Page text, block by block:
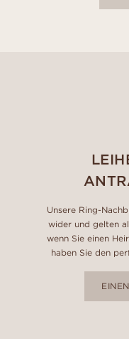
Unsere Ring-
wider und gelten
wenn Sie einen
haben Sie den